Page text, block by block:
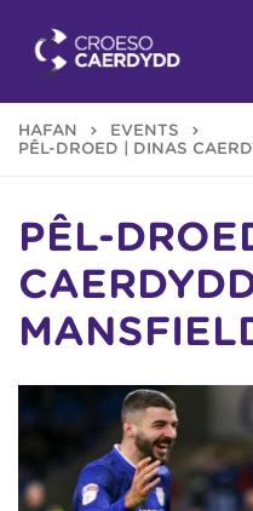
HAFAN
EVENTS
PÊL-DROED | DINAS
PÊL-